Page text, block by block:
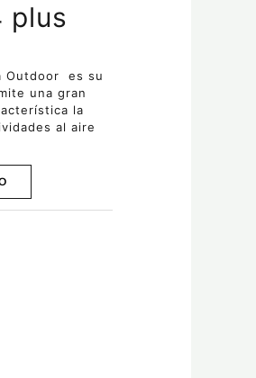
plus
Outdoor es su
una gran
la
al aire